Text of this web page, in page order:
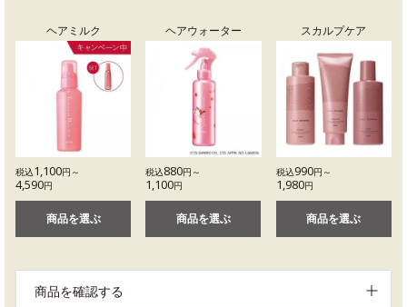
ヘアミルク
税込1,100円～
4,590円
商品を選ぶ
ヘアウォーター
税込880円～
1,100円
商品を選ぶ
スカルプケア
税込990円～
1,980円
商品を選ぶ
商品を確認する